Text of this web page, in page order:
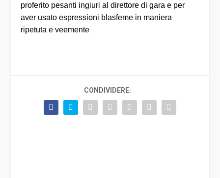
proferito pesanti ingiuri al direttore di gara e per
aver usato espressioni blasfeme in maniera
ripetuta e veemente
CONDIVIDERE: